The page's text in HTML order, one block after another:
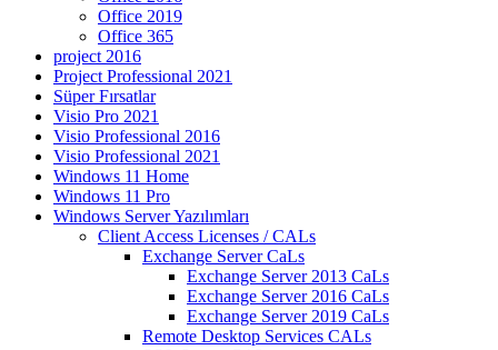
Office 2019
Office 365
project 2016
Project Professional 2021
Süper Fırsatlar
Visio Pro 2021
Visio Professional 2016
Visio Professional 2021
Windows 11 Home
Windows 11 Pro
Windows Server Yazılımları
Client Access Licenses / CALs
Exchange Server CaLs
Exchange Server 2013 CaLs
Exchange Server 2016 CaLs
Exchange Server 2019 CaLs
Remote Desktop Services CALs